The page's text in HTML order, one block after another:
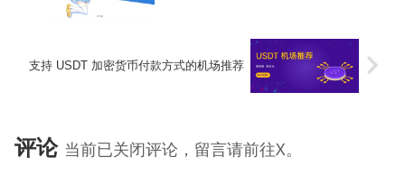
支持 USDT 加密货币付款方式的机场推荐
评论 当前已关闭评论，留言请前往X。